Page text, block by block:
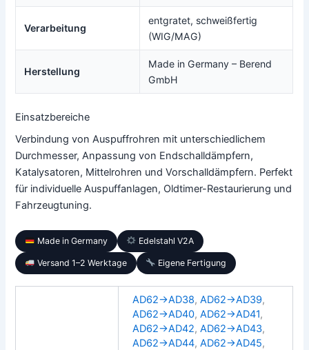
Verarbeitung
entgratet, schweißfertig
(WIG/MAG)
Herstellung
Made in Germany – Berend
GmbH
Einsatzbereiche
Verbindung von Auspuffrohren mit unterschiedlichem
Durchmesser, Anpassung von Endschalldämpfern,
Katalysatoren, Mittelrohren und Vorschalldämpfern. Perfekt
für individuelle Auspuffanlagen, Oldtimer-Restaurierung und
Fahrzeugtuning.
Made in Germany Edelstahl V2A
Versand 1–2 Werktage Eigene Fertigung
AD62→AD38, AD62→AD39,
AD62→AD40, AD62→AD41,
AD62→AD42, AD62→AD43,
AD62→AD44, AD62→AD45,